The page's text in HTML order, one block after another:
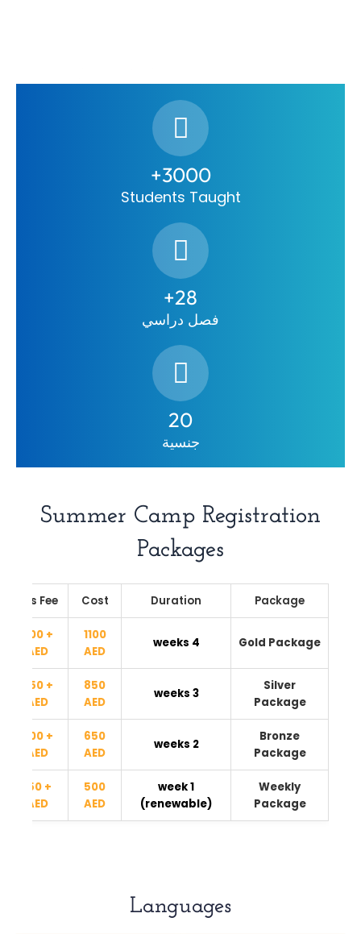
3000+
Students Taught
28+
فصل دراسي
20
جنسية
Summer Camp Registration
Packages
Package
Duration
Cost
Bus Fee
Gold Package
4 weeks
1100
AED
+ 300
AED
Silver
Package
3 weeks
850
AED
+ 250
AED
Bronze
Package
2 weeks
650
AED
+ 200
AED
Weekly
Package
1 week
(renewable)
500
AED
+ 150
AED
Languages